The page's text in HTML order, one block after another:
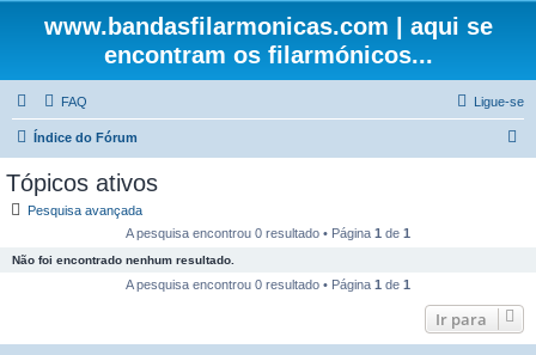
www.bandasfilarmonicas.com | aqui se
encontram os filarmónicos...
FAQ Ligue-se
Índice do Fórum
s
Tópicos ativos
Pesquisa avançada
A pesquisa encontrou 0 resultado • Página 1 de 1
Não foi encontrado nenhum resultado.
A pesquisa encontrou 0 resultado • Página 1 de 1
Ir para